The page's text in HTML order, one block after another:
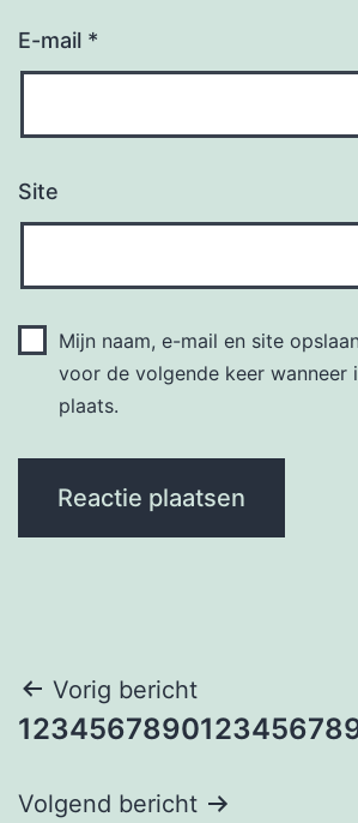
E-mail *
Site
Mijn naam, e-mail en site
voor de volgende keer wanneer
plaats.
Bericht
navigatie
Vorig bericht
Volgend bericht